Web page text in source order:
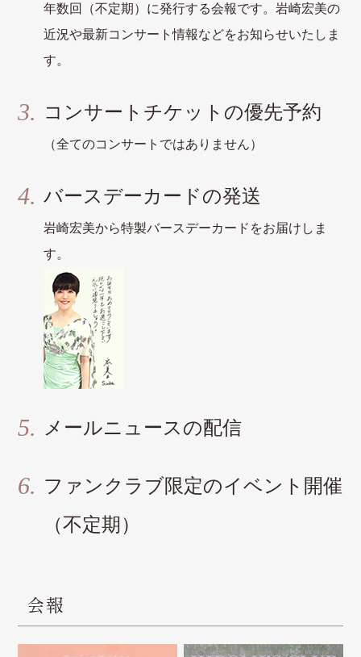
年数回（不定期）に発行する会報です。岩崎宏美の
近況や最新コンサート情報などをお知らせいたしま
す。
コンサートチケットの優先予約
（全てのコンサートではありません）
バースデーカードの発送
岩崎宏美から特製バースデーカードをお届けしま
す。
メールニュースの配信
ファンクラブ限定のイベント開催
（不定期）
会報